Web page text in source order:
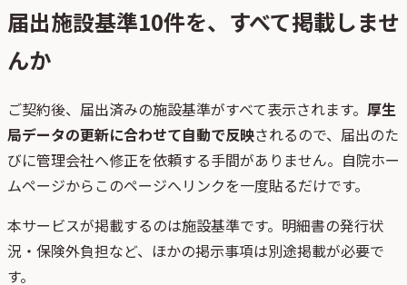
届出施設基準10件を、すべて掲載しませ
んか
ご契約後、 届出済みの施設基準がすべて表示されます。 厚生
局データの更新に合わせて自動で反映されるので、届出のた
びに管理会社へ修正を依頼する手間がありません。自院ホー
ムページからこのページへリンクを一度貼るだけです。
本サービスが掲載するのは施設基準です。明細書の発行状
況・保険外負担など、ほかの掲示事項は別途掲載が必要で
す。